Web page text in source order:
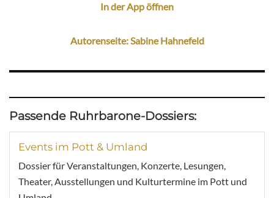
In der App öffnen
Autorenseite: Sabine Hahnefeld
Passende Ruhrbarone-Dossiers:
Events im Pott & Umland
Dossier für Veranstaltungen, Konzerte, Lesungen,
Theater, Ausstellungen und Kulturtermine im Pott und